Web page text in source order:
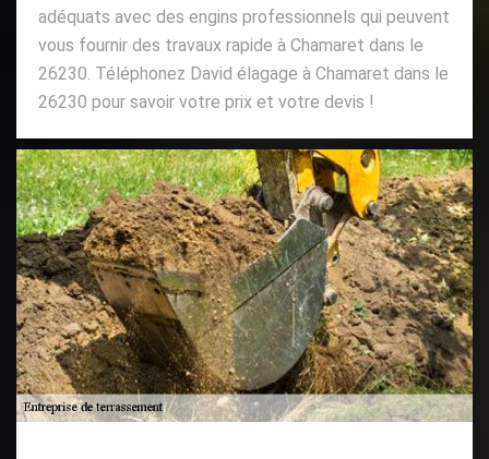
adéquats avec des engins professionnels qui peuvent
vous fournir des travaux rapide à Chamaret dans le
26230. Téléphonez David élagage à Chamaret dans le
26230 pour savoir votre prix et votre devis !